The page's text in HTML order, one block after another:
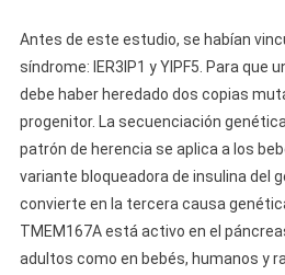
Antes de este estudio, se habían
síndrome: IER3IP1 y YIPF5. Para que
debe haber heredado dos copias
progenitor. La secuenciación
patrón de herencia se aplica a los
variante bloqueadora de insulina del
convierte en la tercera causa
TMEM167A está activo en el
adultos como en bebés, humanos y